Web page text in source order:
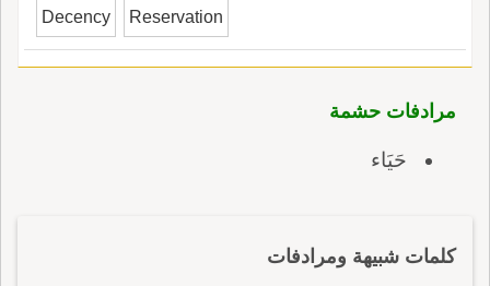
Decency Reservation
مرادفات حشمة
حَيَاء
كلمات شبيهة ومرادفات